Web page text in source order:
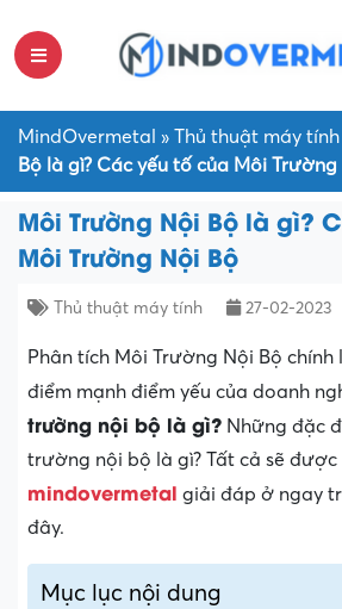
MindOvermetal » Thủ thuật máy tính
Bộ là gì? Các yếu tố của Môi
Môi Trường Nội Bộ là gì?
Môi Trường Nội Bộ
Thủ thuật máy tính 27-02-2023
Phân tích Môi Trường Nội Bộ
điểm mạnh điểm yếu của doanh
trường nội bộ là gì? Những đặc
trường nội bộ là gì? Tất cả sẽ được
mindovermetal giải đáp ở ngay
đây.
Mục lục nội dung